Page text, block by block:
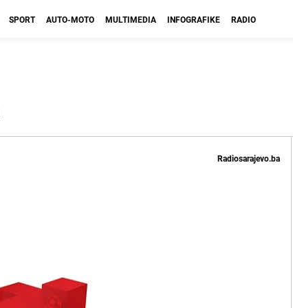
SPORT AUTO-MOTO MULTIMEDIA INFOGRAFIKE RADIO
Radiosarajevo.ba